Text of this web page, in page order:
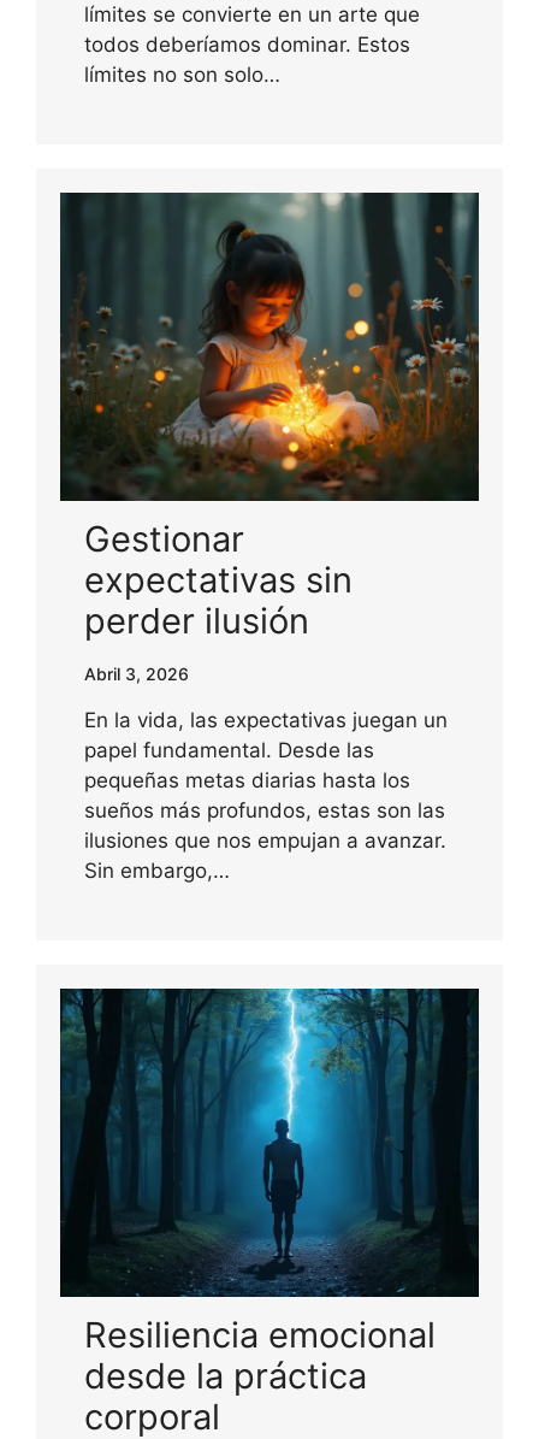
límites se convierte en un arte que
todos deberíamos dominar. Estos
límites no son solo…
Gestionar
expectativas sin
perder ilusión
Abril 3, 2026
En la vida, las expectativas juegan un
papel fundamental. Desde las
pequeñas metas diarias hasta los
sueños más profundos, estas son las
ilusiones que nos empujan a avanzar.
Sin embargo,…
Resiliencia emocional
desde la práctica
corporal